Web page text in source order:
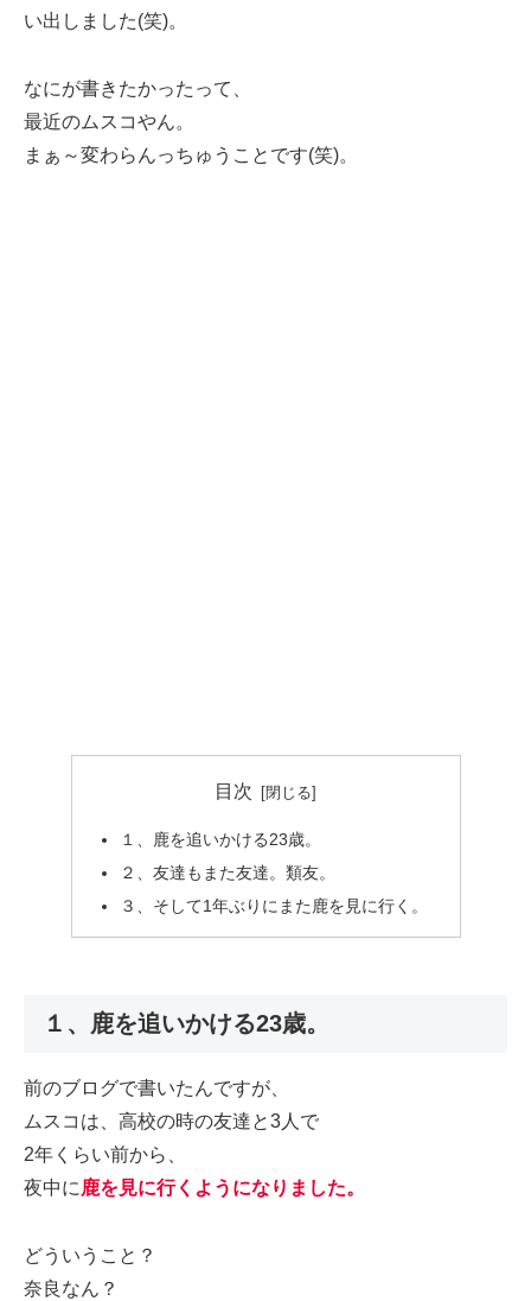
い出しました(笑)。
なにが書きたかったって、
最近のムスコやん。
まぁ～変わらんっちゅうことです(笑)。
目次
１、鹿を追いかける23歳。
２、友達もまた友達。類友。
３、そして1年ぶりにまた鹿を見に行く。
１、鹿を追いかける23歳。
前のブログで書いたんですが、
ムスコは、高校の時の友達と3人で
2年くらい前から、
夜中に鹿を見に行くようになりました。
どういうこと？
奈良なん？